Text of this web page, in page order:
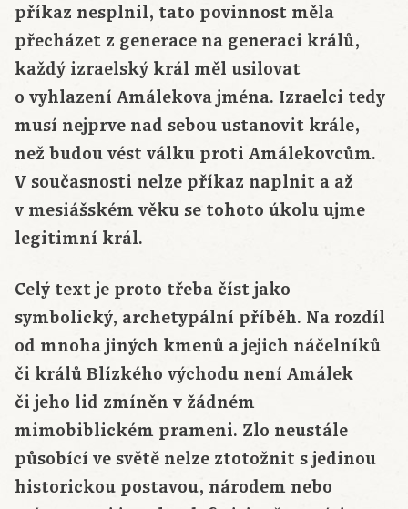
příkaz nesplnil, tato povinnost měla
přecházet z generace na generaci králů,
každý izraelský král měl usilovat
o vyhlazení Amálekova jména. Izraelci tedy
musí nejprve nad sebou ustanovit krále,
než budou vést válku proti Amálekovcům.
V současnosti nelze příkaz naplnit a až
v mesiášském věku se tohoto úkolu ujme
legitimní král.
Celý text je proto třeba číst jako
symbolický, archetypální příběh. Na rozdíl
od mnoha jiných kmenů a jejich náčelníků
či králů Blízkého východu není Amálek
či jeho lid zmíněn v žádném
mimobiblickém prameni. Zlo neustále
působící ve světě nelze ztotožnit s jedinou
historickou postavou, národem nebo